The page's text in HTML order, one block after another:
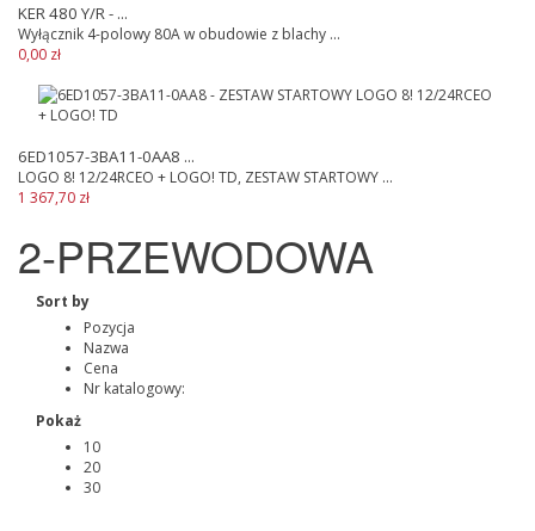
KER 480 Y/R - ...
Wyłącznik 4-polowy 80A w obudowie z blachy ...
0,00 zł
6ED1057-3BA11-0AA8 ...
LOGO 8! 12/24RCEO + LOGO! TD, ZESTAW STARTOWY ...
1 367,70 zł
2-PRZEWODOWA
Sort by
Pozycja
Nazwa
Cena
Nr katalogowy:
Pokaż
10
20
30